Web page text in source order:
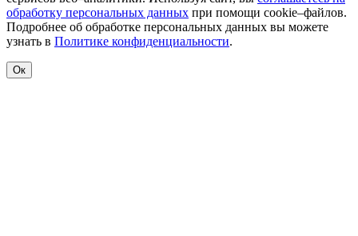
обработку персональных данных при помощи cookie–файлов.
Подробнее об обработке персональных данных вы можете
узнать в Политике конфиденциальности.
Ок